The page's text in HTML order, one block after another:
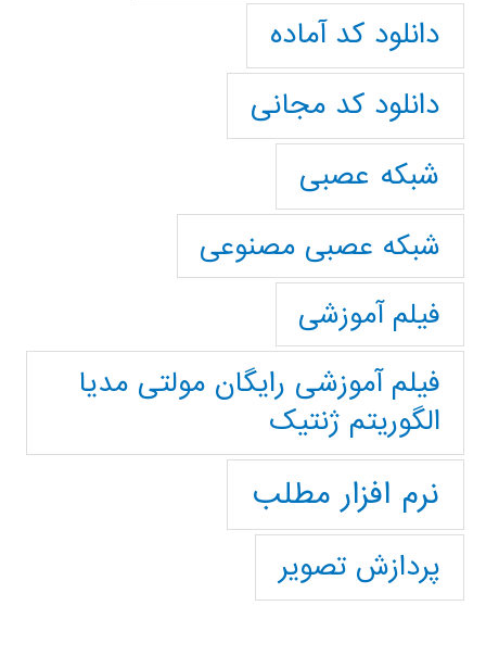
دانلود کد آماده
دانلود کد مجانی
شبکه عصبی
شبکه عصبی مصنوعی
فیلم آموزشی
فیلم آموزشی رایگان مولتی مدیا
الگوریتم ژنتیک
نرم افزار مطلب
پردازش تصویر